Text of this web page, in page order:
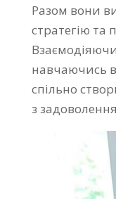
Разом вони
стратегію та
навчаючись
спільно
з